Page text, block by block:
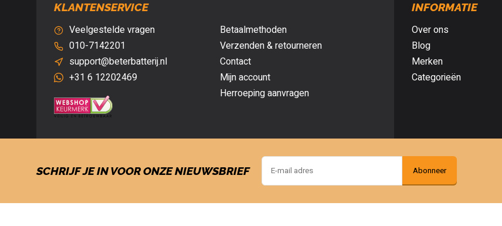
KLANTENSERVICE
Veelgestelde vragen
010-7142201
support@beterbatterij.nl
+31 6 12202469
Betaalmethoden
Verzenden & retourneren
Contact
Mijn account
Herroeping aanvragen
INFORMATIE
Over ons
Blog
Merken
Categorieën
SCHRIJF JE IN VOOR ONZE NIEUWSBRIEF Abonneer